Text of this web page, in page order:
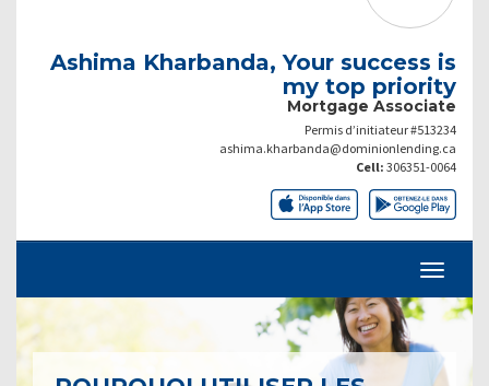
Ashima Kharbanda, Your success is
my top priority
Mortgage Associate
Permis d’initiateur #513234
ashima.kharbanda@dominionlending.ca
Cell: 306351-0064